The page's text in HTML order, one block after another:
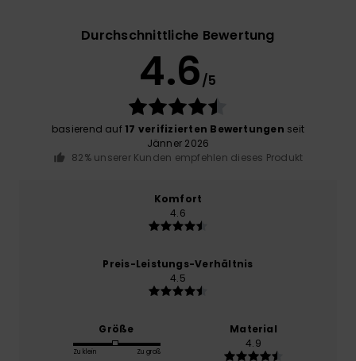
Durchschnittliche Bewertung
4.6/5
basierend auf 17 verifizierten Bewertungen seit
Jänner 2026
82% unserer Kunden empfehlen dieses Produkt
Komfort
4.6
Preis-Leistungs-Verhältnis
4.5
Größe
Zu klein Zu groß
Material
4.9